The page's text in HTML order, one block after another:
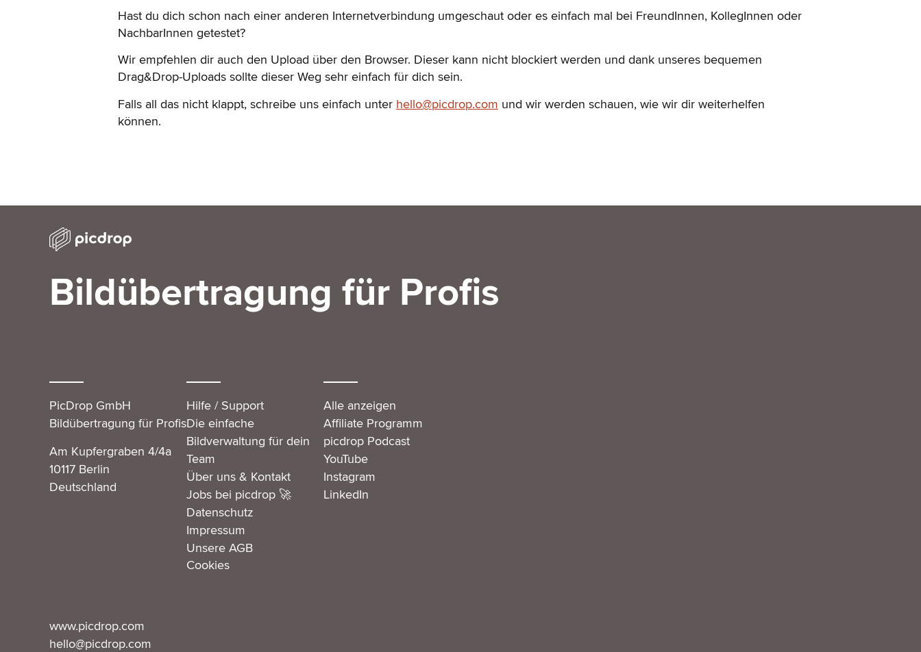
Hast du dich schon nach einer anderen Internetverbindung umgeschaut oder es einfach mal bei FreundInnen, KollegInnen oder
NachbarInnen getestet?
Wir empfehlen dir auch den Upload über den Browser. Dieser kann nicht blockiert werden und dank unseres bequemen
Drag&Drop-Uploads sollte dieser Weg sehr einfach für dich sein.
Falls all das nicht klappt, schreibe uns einfach unter hello@picdrop.com und wir werden schauen, wie wir dir weiterhelfen
können.
Bildübertragung für Profis
PicDrop GmbH
Bildübertragung für Profis
Am Kupfergraben 4/4a
10117 Berlin
Deutschland
Hilfe / Support
Die einfache
Bildverwaltung für dein
Team
Über uns & Kontakt
Jobs bei picdrop 🚀
Datenschutz
Impressum
Unsere AGB
Cookies
Alle anzeigen
Affiliate Programm
picdrop Podcast
YouTube
Instagram
LinkedIn
www.picdrop.com
hello@picdrop.com